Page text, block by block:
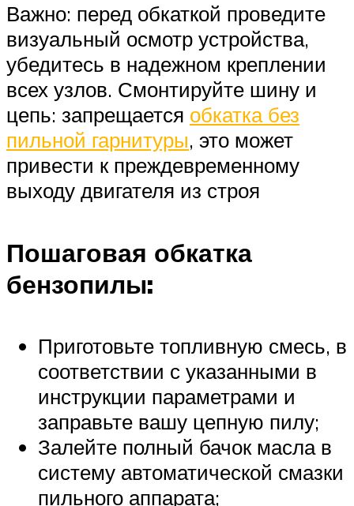
Важно: перед обкаткой проведите
визуальный осмотр устройства,
убедитесь в надежном креплении
всех узлов. Смонтируйте шину и
цепь: запрещается обкатка без
пильной гарнитуры, это может
привести к преждевременному
выходу двигателя из строя
Пошаговая обкатка
бензопилы:
Приготовьте топливную смесь, в
соответствии с указанными в
инструкции параметрами и
заправьте вашу цепную пилу;
Залейте полный бачок масла в
систему автоматической смазки
пильного аппарата;